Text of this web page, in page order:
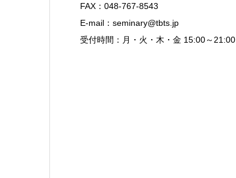
FAX：048-767-8543
E-mail：seminary@tbts.jp
受付時間：月・火・木・金 15:00～21:00